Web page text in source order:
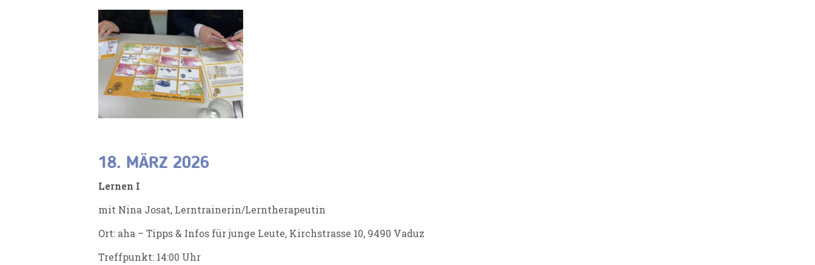
18. MÄRZ 2026
Lernen I
mit Nina Josat, Lerntrainerin/Lerntherapeutin
Ort: aha – Tipps & Infos für junge Leute, Kirchstrasse 10, 9490 Vaduz
Treffpunkt: 14:00 Uhr